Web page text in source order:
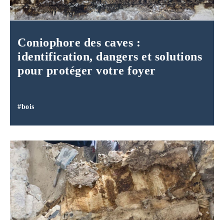
Coniophore des caves :
identification, dangers et solutions
pour protéger votre foyer
#bois